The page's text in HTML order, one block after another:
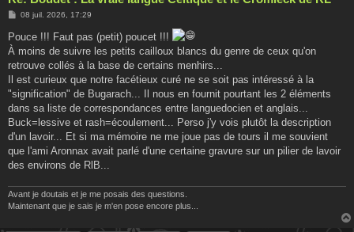
M
s
a
g
e
08 juil. 2026, 17:29
Pouce !!! Faut pas (petit) poucet !!!
À moins de suivre les petits cailloux blancs du genre de ceux qu'on
retrouve collés à la base de certains menhirs...
Il est curieux que notre facétieux curé ne se soit pas intéressé à la
"signification" de Bugarach... Il nous en fournit pourtant les 2 éléments
dans sa liste de correspondances entre languedocien et anglais...
Buck=lessive et rash=écoulement... Perso j'y vois plutôt la description
d'un lavoir... Et si ma mémoire ne me joue pas de tours il me souvient
que l'ami Aronnax avait parlé d'une certaine gravure sur un pilier de lavoir
des environs de RlB...
Avant je doutais et je me posais des questions.
Maintenant que je sais je m'en pose encore plus...